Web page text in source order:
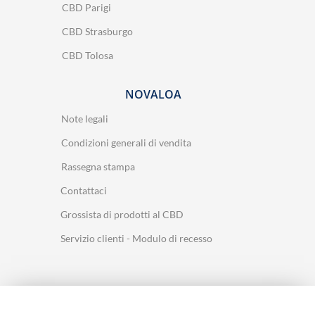
CBD Parigi
CBD Strasburgo
CBD Tolosa
NOVALOA
Note legali
Condizioni generali di vendita
Rassegna stampa
Contattaci
Grossista di prodotti al CBD
Servizio clienti - Modulo di recesso